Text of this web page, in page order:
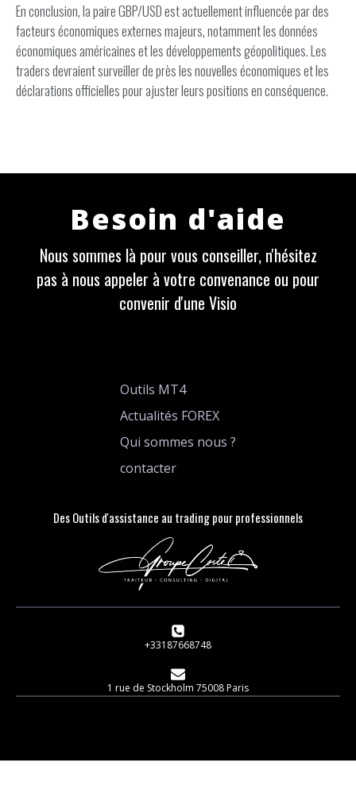
En conclusion, la paire GBP/USD est actuellement influencée par des
facteurs économiques externes majeurs, notamment les données
économiques américaines et les développements géopolitiques. Les
traders devraient surveiller de près les nouvelles économiques et les
déclarations officielles pour ajuster leurs positions en conséquence.
Besoin d'aide
Nous sommes là pour vous conseiller, n'hésitez
pas à nous appeler à votre convenance ou pour
convenir d'une Visio
Outils MT4
Actualités FOREX
Qui sommes nous ?
contacter
Des Outils d'assistance au trading pour professionnels
+33187668748
1 rue de Stockholm 75008 Paris